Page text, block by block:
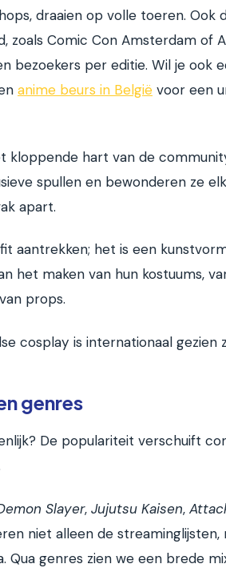
draaien op volle toeren.
zoals Comic Con Amsterdam of
bezoekers per editie. Wil je ook
anime beurs in België voor een
kloppende hart van de
spullen en bewonderen ze
apart.
aantrekken; het is een
het maken van hun kostuums,
props.
cosplay is internationaal gezien
genres
De populariteit verschuift
Slayer, Jujutsu Kaisen,
niet alleen de streaminglijsten,
Qua genres zien we een brede